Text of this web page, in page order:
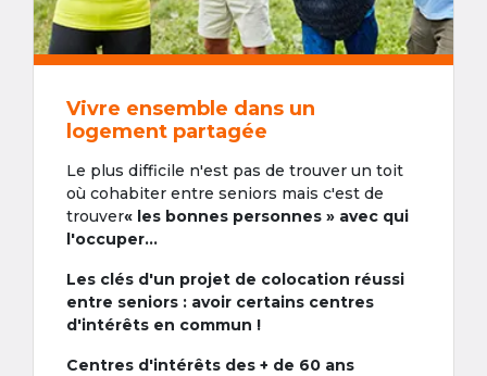
Vivre ensemble dans un
logement partagée
Le plus difficile n'est pas de trouver un toit
où cohabiter entre seniors mais c'est de
trouver« les bonnes personnes » avec qui
l'occuper...
Les clés d'un projet de colocation réussi
entre seniors : avoir certains centres
d'intérêts en commun !
Centres d'intérêts des + de 60 ans